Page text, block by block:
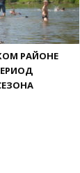
РАЙОНЕ